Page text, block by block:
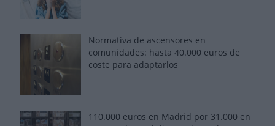
Normativa de ascensores en
comunidades: hasta 40.000 euros de
coste para adaptarlos
110.000 euros en Madrid por 31.000 en